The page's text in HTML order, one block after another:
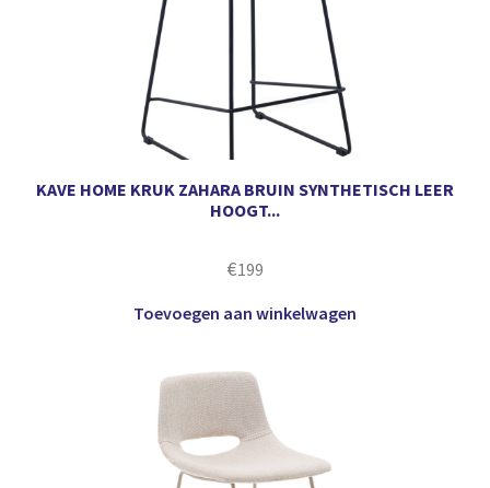
KAVE HOME KRUK ZAHARA BRUIN SYNTHETISCH LEER
HOOGT...
€199
Toevoegen aan winkelwagen